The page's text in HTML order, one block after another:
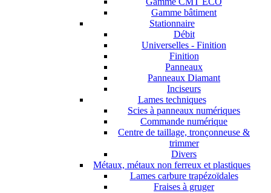
Gamme bâtiment
Stationnaire
Débit
Universelles - Finition
Finition
Panneaux
Panneaux Diamant
Inciseurs
Lames techniques
Scies à panneaux numériques
Commande numérique
Centre de taillage, tronçonneuse &
trimmer
Divers
Métaux, métaux non ferreux et plastiques
Lames carbure trapézoïdales
Fraises à gruger